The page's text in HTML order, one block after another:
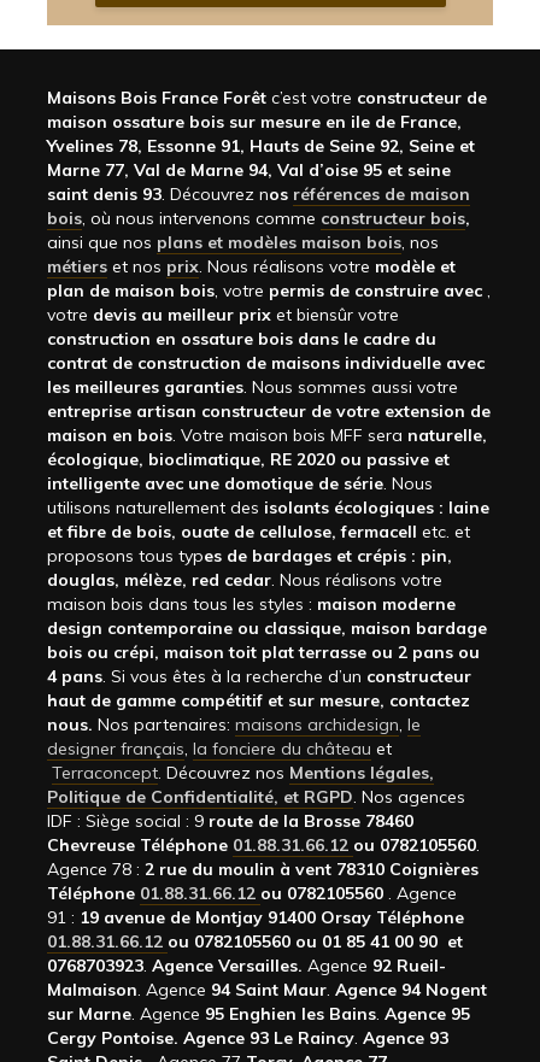
Maisons Bois France Forêt c’est votre constructeur de
maison ossature bois sur mesure en ile de France,
Yvelines 78, Essonne 91, Hauts de Seine 92, Seine et
Marne 77, Val de Marne 94, Val d’oise 95 et seine
saint denis 93. Découvrez nos références de maison
bois, où nous intervenons comme constructeur bois,
ainsi que nos plans et modèles maison bois, nos
métiers et nos prix. Nous réalisons votre modèle et
plan de maison bois, votre permis de construire avec ,
votre devis au meilleur prix et biensûr votre
construction en ossature bois dans le cadre du
contrat de construction de maisons individuelle avec
les meilleures garanties. Nous sommes aussi votre
entreprise artisan constructeur de votre extension de
maison en bois. Votre maison bois MFF sera naturelle,
écologique, bioclimatique, RE 2020 ou passive et
intelligente avec une domotique de série. Nous
utilisons naturellement des isolants écologiques : laine
et fibre de bois, ouate de cellulose, fermacell etc. et
proposons tous types de bardages et crépis : pin,
douglas, mélèze, red cedar. Nous réalisons votre
maison bois dans tous les styles : maison moderne
design contemporaine ou classique, maison bardage
bois ou crépi, maison toit plat terrasse ou 2 pans ou
4 pans. Si vous êtes à la recherche d’un constructeur
haut de gamme compétitif et sur mesure, contactez
nous. Nos partenaires: maisons archidesign, le
designer français, la fonciere du château et
Terraconcept. Découvrez nos Mentions légales,
Politique de Confidentialité, et RGPD. Nos agences
IDF : Siège social : 9 route de la Brosse 78460
Chevreuse Téléphone 01.88.31.66.12 ou 0782105560.
Agence 78 : 2 rue du moulin à vent 78310 Coignières
Téléphone 01.88.31.66.12 ou 0782105560 . Agence
91 : 19 avenue de Montjay 91400 Orsay Téléphone
01.88.31.66.12 ou 0782105560 ou 01 85 41 00 90 et
0768703923. Agence Versailles. Agence 92 Rueil-
Malmaison. Agence 94 Saint Maur. Agence 94 Nogent
sur Marne. Agence 95 Enghien les Bains. Agence 95
Cergy Pontoise. Agence 93 Le Raincy. Agence 93